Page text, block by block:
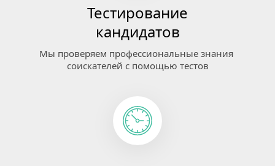
Тестирование
кандидатов
Мы проверяем профессиональные знания
соискателей с помощью тестов